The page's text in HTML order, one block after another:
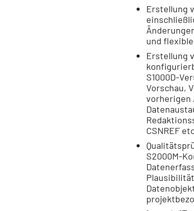
Erstellung
und
Erstellung
S1000D-
Vorschau,
vorherigen
CSNREF
S2000M-